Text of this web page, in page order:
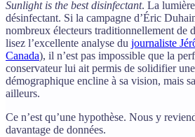
Sunlight is the best disinfectant. La
désinfectant. Si la campagne d’Éric
nombreux électeurs traditionnellement de
lisez l’excellente analyse du journaliste
Canada), il n’est pas impossible que la
conservateur lui ait permis de solidifier
démographique encline à sa vision, mais
ailleurs.
Ce n’est qu’une hypothèse. Nous y
davantage de données.